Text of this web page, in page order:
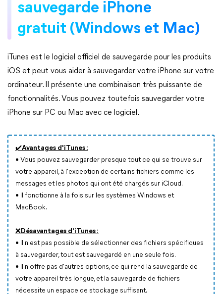
sauvegarde iPhone
gratuit (Windows et Mac)
iTunes est le logiciel officiel de sauvegarde pour les produits
iOS et peut vous aider à sauvegarder votre iPhone sur votre
ordinateur. Il présente une combinaison très puissante de
fonctionnalités. Vous pouvez toutefois sauvegarder votre
iPhone sur PC ou Mac avec ce logiciel.
✔️Avantages d'iTunes :
• Vous pouvez sauvegarder presque tout ce qui se trouve sur
votre appareil, à l'exception de certains fichiers comme les
messages et les photos qui ont été chargés sur iCloud.
• Il fonctionne à la fois sur les systèmes Windows et
MacBook.
❌Désavantages d'iTunes :
• Il n'est pas possible de sélectionner des fichiers spécifiques
à sauvegarder, tout est sauvegardé en une seule fois.
• Il n'offre pas d'autres options, ce qui rend la sauvegarde de
votre appareil très longue, et la sauvegarde de fichiers
nécessite un espace de stockage suffisant.